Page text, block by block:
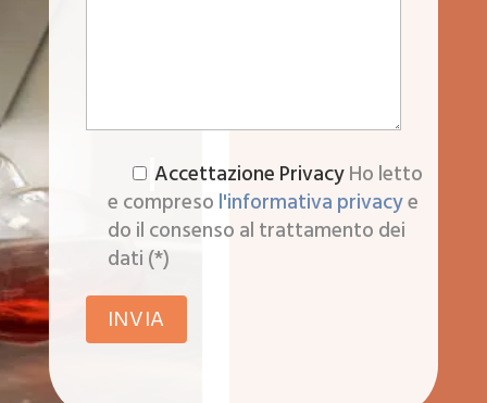
Accettazione PrivacyHo letto
e compresol'informativa privacye
do il consenso al trattamento dei
dati (*)